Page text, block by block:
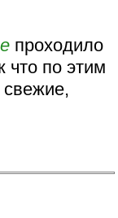
проходило
что по этим